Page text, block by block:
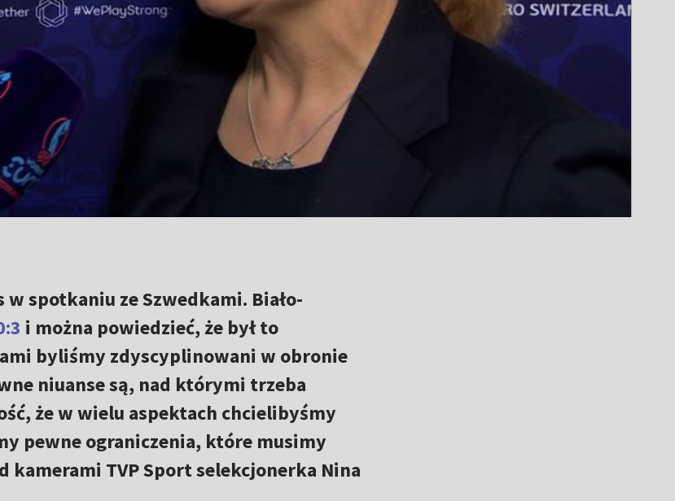
w spotkaniu ze Szwedkami. Biało-
i można powiedzieć, że był to
byliśmy zdyscyplinowani w obronie
niuanse są, nad którymi trzeba
że w wielu aspektach chcielibyśmy
pewne ograniczenia, które musimy
kamerami TVP Sport selekcjonerka Nina